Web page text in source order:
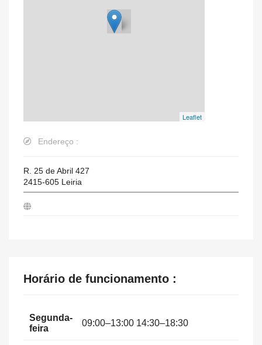
Leaflet
Endereço :
R. 25 de Abril 427
2415-605 Leiria
Horário de funcionamento :
Segunda-
feira
09:00–13:00 14:30–18:30